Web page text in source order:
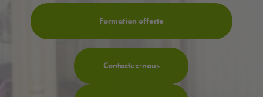
Formation offerte
Contactez-nous